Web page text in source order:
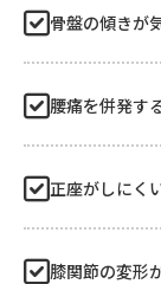
骨盤の傾きが
腰痛を併発す
正座がしにく
膝関節の変形